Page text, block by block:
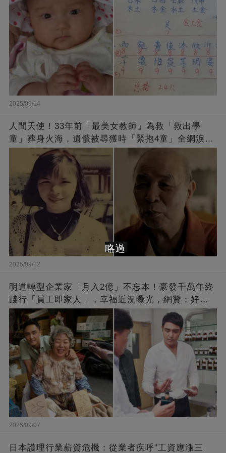
2025/09/14
人間天使！33年前「最美女教師」為救「救出學
童」葬身火海，遺骸被尋獲時「緊抱4童」全網淚
崩：真正的英雄不該被遺忘
2025/09/12
明道轉型企業家「月入2億」不忘本！豪發千萬年終
踐行「員工即家人」，幸福近況曝光，網贊：好老
闆的福報
2025/09/07
日本護理行業薪資危機：從業者疾呼"工資應漲三
略過